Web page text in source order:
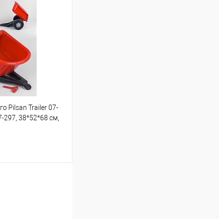
Порівняння
протягом 2-5 днів
з переобліком
Pilsan Trailer 07-
297, 38*52*68 см,